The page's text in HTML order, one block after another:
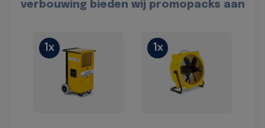
verbouwing bieden wij promopacks aan
1x 1x